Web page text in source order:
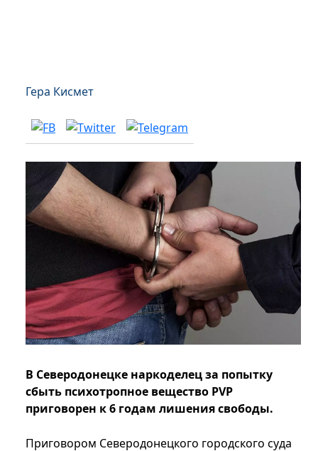
Гера Кисмет
В Северодонецке наркоделец за попытку
сбыть психотропное вещество PVP
приговорен к 6 годам лишения свободы.
Приговором Северодонецкого городского суда